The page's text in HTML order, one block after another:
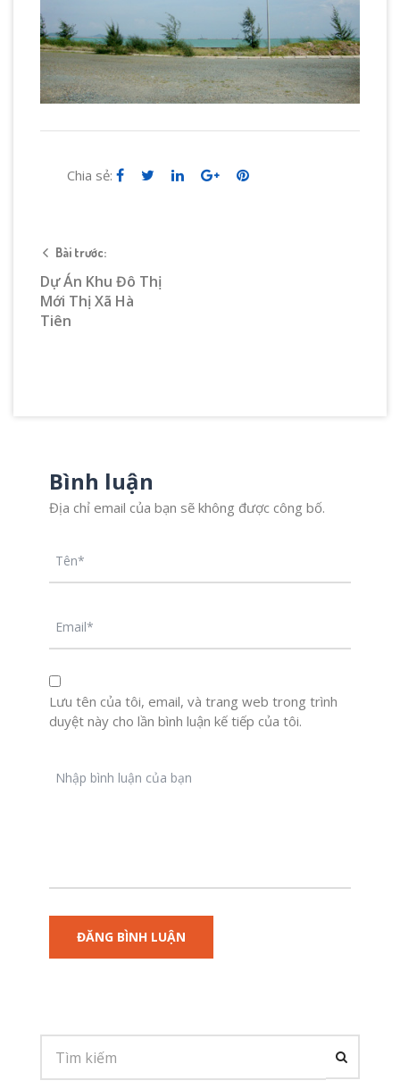
Chia sẻ:
Bài trước:
Dự Án Khu Đô Thị
Mới Thị Xã Hà
Tiên
Bình luận
Địa chỉ email của bạn sẽ không được công bố.
Lưu tên của tôi, email, và trang web trong trình
duyệt này cho lần bình luận kế tiếp của tôi.